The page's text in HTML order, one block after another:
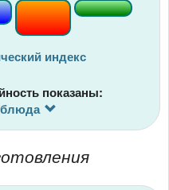
индекс
показаны:
блюда